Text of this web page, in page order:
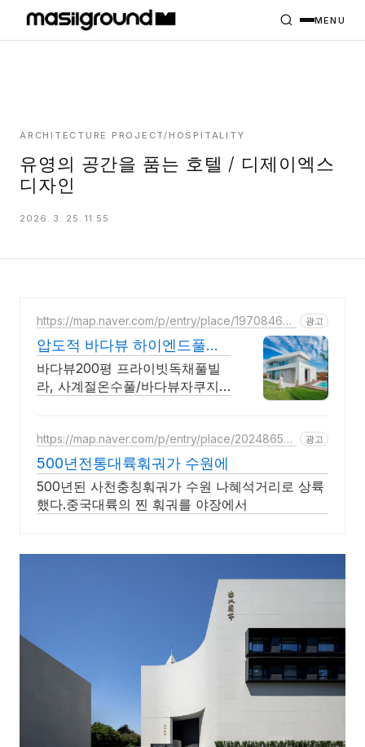
PROJECTS
MASILWIDE
MENU
ARCHITECTURE PROJECT/HOSPITALITY
유영의 공간을 품는 호텔 / 디제이엑스
디자인
2026. 3. 25. 11:55
https://map.naver.com/p/entry/place/19708468
광고
압도적 바다뷰 하이엔드풀빌
라 바다뷰 자쿠지 상시 무료
바다뷰200평 프라이빗독채풀빌
라, 사계절온수풀/바다뷰자쿠지/
장포함, 핀란드식 사우나,200평
정원
https://map.naver.com/p/entry/place/20248656
광고
500년전통대륙훠궈가 수원에
500년된 사천충칭훠궈가 수원 나혜석거리로 상륙
했다.중국대륙의 찐 훠궈를 야장에서